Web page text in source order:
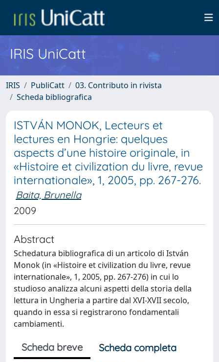
IRIS UniCatt
IRIS PubliCatt
03. Contributo in rivista
Scheda bibliografica
ISTVÁN MONOK, Lecteurs et
lectures en Hongrie: quelques
aspects d’une histoire originale, in
«Histoire et civilization du livre, revue
internationale», 1, 2005, pp. 267-276.
Baita, Brunella
2009
Abstract
Schedatura bibliografica di un articolo di István
Monok (in «Histoire et civilization du livre, revue
internationale», 1, 2005, pp. 267-276) in cui lo
studioso analizza alcuni aspetti della storia della
lettura in Ungheria a partire dal XVI-XVII secolo,
quando in essa si registrarono fondamentali
cambiamenti.
Scheda breve
Scheda completa